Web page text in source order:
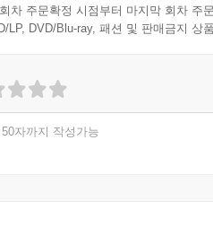
차 주문확정 시점부터 마지막 회차 주
LP, DVD/Blu-ray, 패션 및 판매금지 상
자까지 작성가능